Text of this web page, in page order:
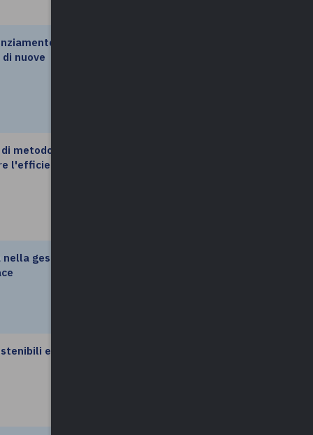
nuove
metodologie
l'efficienza
gestione
e